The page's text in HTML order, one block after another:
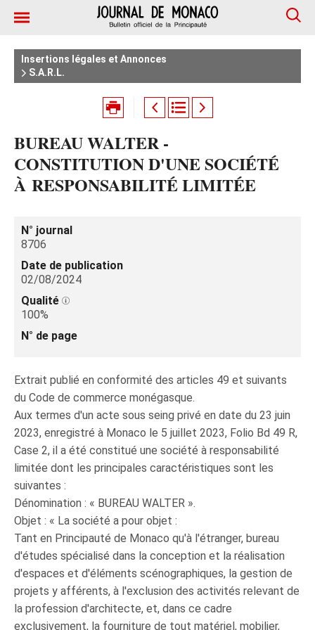
Insertions légales et Annonces
S.A.R.L.
BUREAU WALTER -
CONSTITUTION D'UNE SOCIÉTÉ
À RESPONSABILITÉ LIMITÉE
N° journal
8706
Date de publication
02/08/2024
Qualité
100%
N° de page
Extrait publié en conformité des articles 49 et suivants
du Code de commerce monégasque.
Aux termes d'un acte sous seing privé en date du 23 juin
2023, enregistré à Monaco le 5 juillet 2023, Folio Bd 49 R,
Case 2, il a été constitué une société à responsabilité
limitée dont les principales caractéristiques sont les
suivantes :
Dénomination : « BUREAU WALTER ».
Objet : « La société a pour objet :
Tant en Principauté de Monaco qu'à l'étranger, bureau
d'études spécialisé dans la conception et la réalisation
d'espaces et d'éléments scénographiques, la gestion de
projets y afférents, à l'exclusion des activités relevant de
la profession d'architecte, et, dans ce cadre
exclusivement, la fourniture de tout matériel, mobilier,